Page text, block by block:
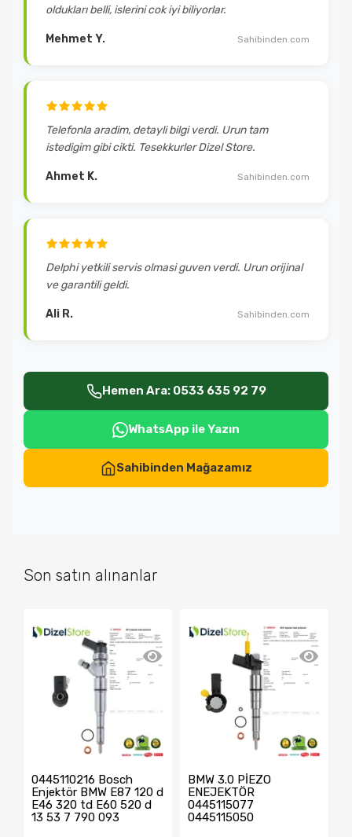
oldukları belli, islerini cok iyi biliyorlar.
Mehmet Y. Sahibinden.com
Telefonla aradim, detayli bilgi verdi. Urun tam
istedigim gibi cikti. Tesekkurler Dizel Store.
Ahmet K. Sahibinden.com
Delphi yetkili servis olmasi guven verdi. Urun orijinal
ve garantili geldi.
Ali R. Sahibinden.com
Hemen Ara: 0533 635 92 79
WhatsApp ile Yazın
Sahibinden Mağazamız
Son satın alınanlar
0445110216 Bosch
Enjektör BMW E87 120 d
E46 320 td E60 520 d
13 53 7 790 093
BMW 3.0 PİEZO
ENEJEKTÖR
0445115077
0445115050